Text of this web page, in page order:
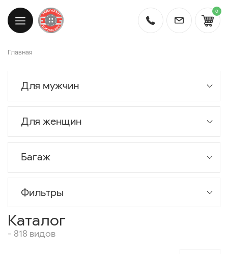
0
Главная
Для мужчин
Для женщин
Багаж
Фильтры
Каталог
- 818 видов